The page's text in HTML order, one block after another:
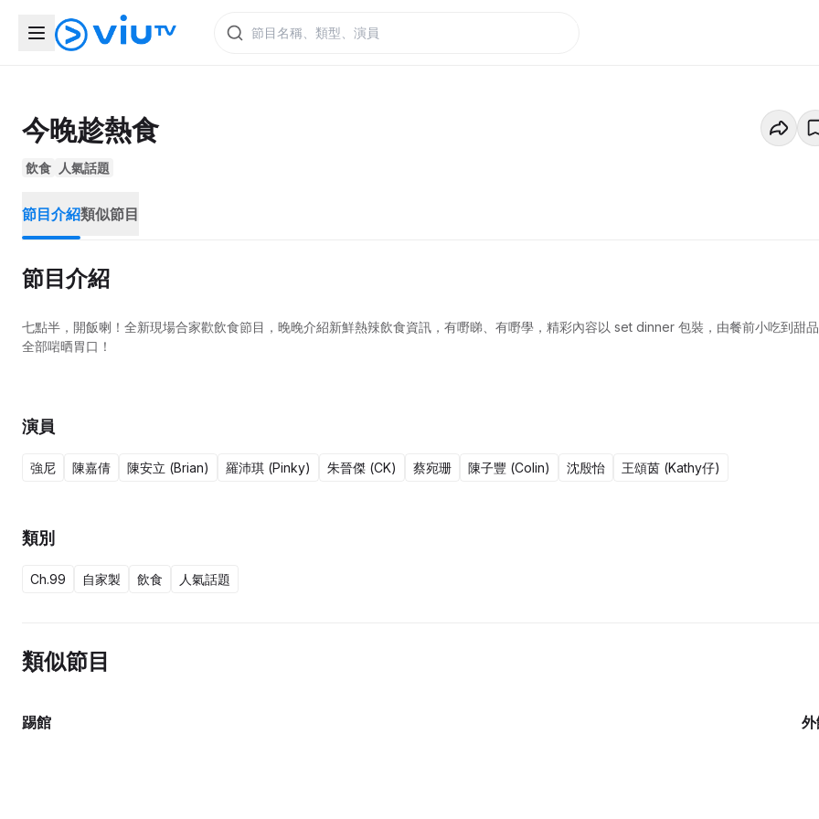
今晚趁熱食
飲食 人氣話題
節目介紹類似節目
節目介紹
七點半，開飯喇！全新現場合家歡飲食節目，晚晚介紹新鮮熱辣飲食資訊，有嘢睇、有嘢學，精彩內容以 set dinner 包裝，由餐前小吃到甜
全部啱晒胃口！
演員
強尼 陳嘉倩 陳安立 (Brian) 羅沛琪 (Pinky) 朱晉傑 (CK) 蔡宛珊 陳子豐 (Colin) 沈殷怡 王頌茵 (Kathy仔)
類別
Ch.99 自家製 飲食 人氣話題
類似節目
踢館